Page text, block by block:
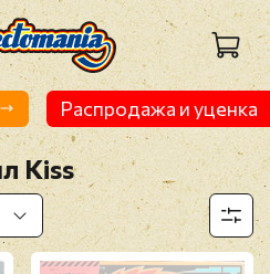
Распродажа и уценка
Kiss